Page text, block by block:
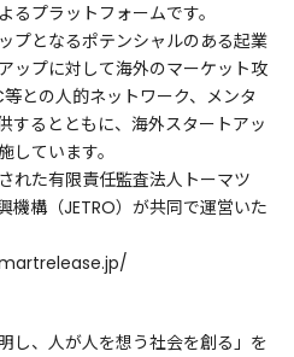
るプラットフォームです。
プとなるポテンシャルのある起業
ップに対して海外のマーケット攻
との人的ネットワーク、メンタ
するとともに、海外スタートアッ
しています。
れた有限責任監査法人トーマツ
機構（JETRO）が共同で運営いた
し、人が人を想う社会を創る」を